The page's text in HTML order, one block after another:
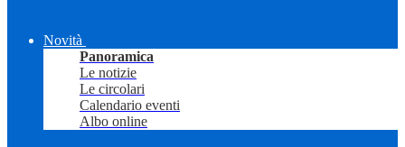
Novità
Panoramica
Le notizie
Le circolari
Calendario eventi
Albo online